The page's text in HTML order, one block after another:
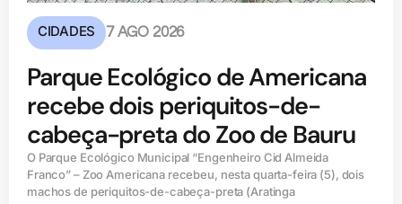
CIDADES 7 AGO 2026
Parque Ecológico de Americana
recebe dois periquitos-de-
cabeça-preta do Zoo de Bauru
O Parque Ecológico Municipal “Engenheiro Cid Almeida
Franco” – Zoo Americana recebeu, nesta quarta-feira (5), dois
machos de periquitos-de-cabeça-preta (Aratinga